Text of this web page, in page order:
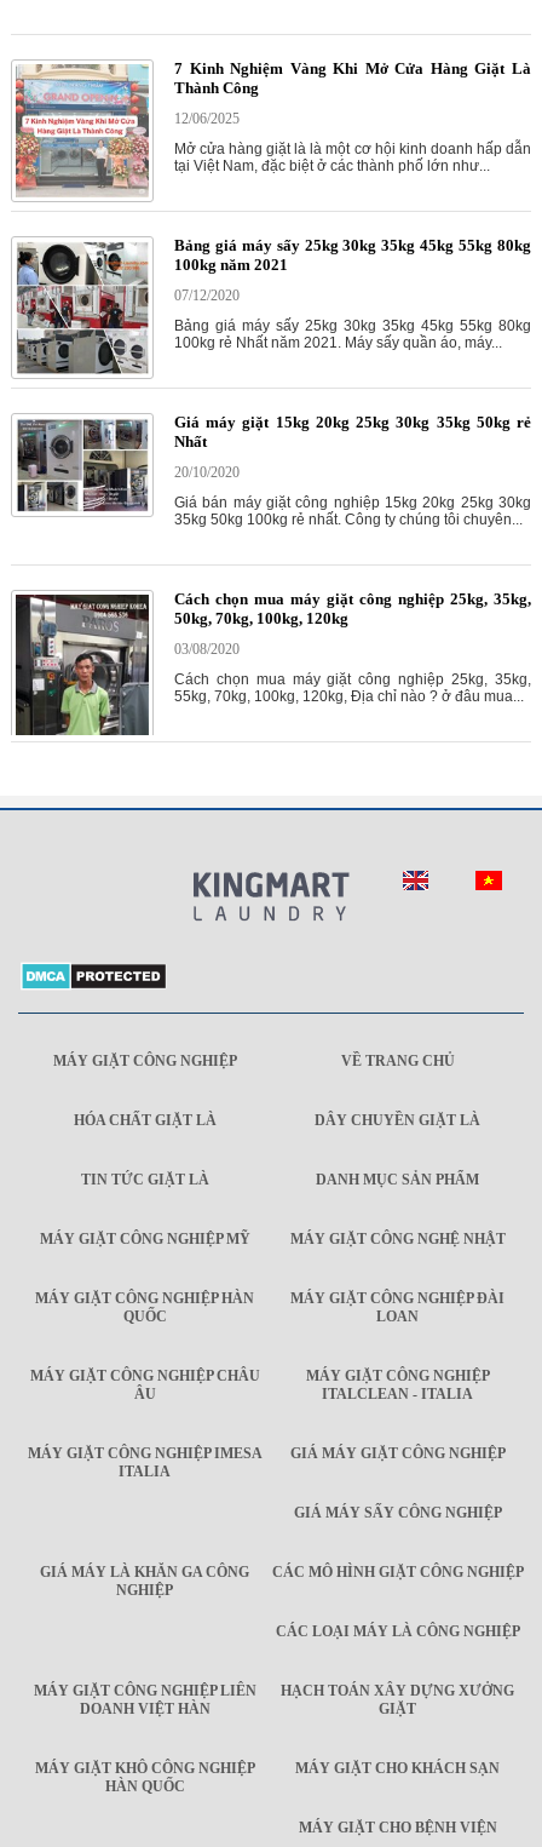
7 Kinh Nghiệm Vàng Khi Mở Cửa Hàng Giặt Là
Thành Công
12/06/2025
Mở cửa hàng giặt là là một cơ hội kinh doanh hấp dẫn
tại Việt Nam, đặc biệt ở các thành phố lớn như...
Bảng giá máy sấy 25kg 30kg 35kg 45kg 55kg 80kg
100kg năm 2021
07/12/2020
Bảng giá máy sấy 25kg 30kg 35kg 45kg 55kg 80kg
100kg rẻ Nhất năm 2021. Máy sấy quần áo, máy...
Giá máy giặt 15kg 20kg 25kg 30kg 35kg 50kg rẻ
Nhất
20/10/2020
Giá bán máy giặt công nghiệp 15kg 20kg 25kg 30kg
35kg 50kg 100kg rẻ nhất. Công ty chúng tôi chuyên...
Cách chọn mua máy giặt công nghiệp 25kg, 35kg,
50kg, 70kg, 100kg, 120kg
03/08/2020
Cách chọn mua máy giặt công nghiệp 25kg, 35kg,
55kg, 70kg, 100kg, 120kg, Địa chỉ nào ? ở đâu mua...
MÁY GIẶT CÔNG NGHIỆP VỀ TRANG CHỦ
HÓA CHẤT GIẶT LÀ DÂY CHUYỀN GIẶT LÀ
TIN TỨC GIẶT LÀ DANH MỤC SẢN PHẨM
MÁY GIẶT CÔNG NGHIỆP MỸ MÁY GIẶT CÔNG NGHỆ NHẬT
MÁY GIẶT CÔNG NGHIỆP HÀN
QUỐC
MÁY GIẶT CÔNG NGHIỆP ĐÀI
LOAN
MÁY GIẶT CÔNG NGHIỆP CHÂU
ÂU
MÁY GIẶT CÔNG NGHIỆP
ITALCLEAN - ITALIA
MÁY GIẶT CÔNG NGHIỆP IMESA
ITALIA
GIÁ MÁY GIẶT CÔNG NGHIỆP
GIÁ MÁY SẤY CÔNG NGHIỆP
GIÁ MÁY LÀ KHĂN GA CÔNG
NGHIỆP
CÁC MÔ HÌNH GIẶT CÔNG NGHIỆP
CÁC LOẠI MÁY LÀ CÔNG NGHIỆP
MÁY GIẶT CÔNG NGHIỆP LIÊN
DOANH VIỆT HÀN
HẠCH TOÁN XÂY DỰNG XƯỞNG
GIẶT
MÁY GIẶT KHÔ CÔNG NGHIỆP
HÀN QUỐC
MÁY GIẶT CHO KHÁCH SẠN
MÁY GIẶT CHO BỆNH VIỆN